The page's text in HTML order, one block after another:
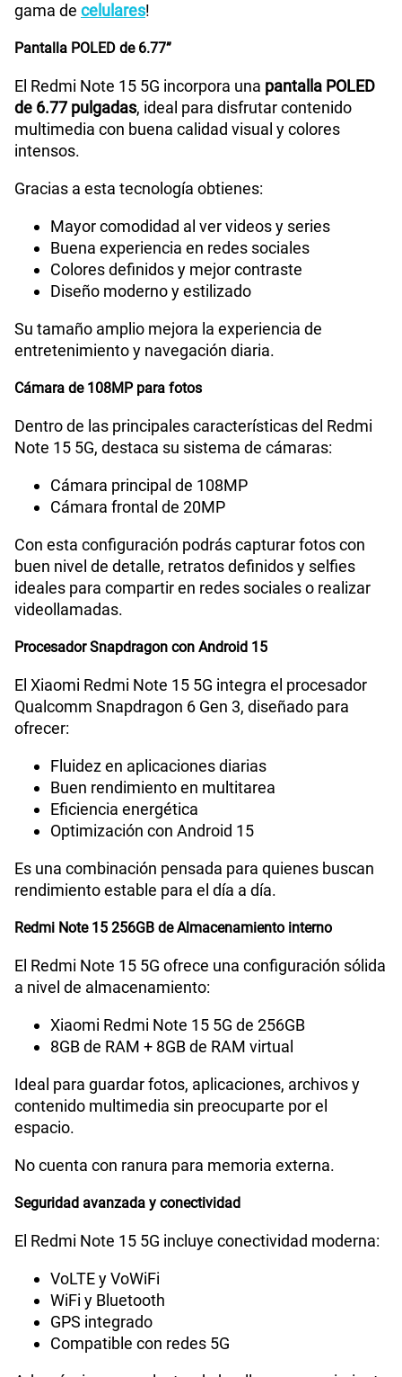
Cámara de fotos Principal
Cámara de fotos Frontal 20 Mpx
Radio FM
Capacidad Memoria Externa
Capacidad Memoria Interna
GPS
Reconocimiento Facial
Lector de Huella
VoLTE
VoWiFi
Compatibilidad con eSIM
gama de celulares!
Pantalla POLED de 6.77”
El Redmi Note 15 5G incorpora una pantalla POLED
de 6.77 pulgadas, ideal para disfrutar contenido
multimedia con buena calidad visual y colores
intensos.
Gracias a esta tecnología obtienes:
Mayor comodidad al ver videos y series
Buena experiencia en redes sociales
Colores definidos y mejor contraste
Diseño moderno y estilizado
Su tamaño amplio mejora la experiencia de
entretenimiento y navegación diaria.
Cámara de 108MP para fotos
Dentro de las principales características del Redmi
Note 15 5G, destaca su sistema de cámaras:
Cámara principal de 108MP
Cámara frontal de 20MP
Con esta configuración podrás capturar fotos con
buen nivel de detalle, retratos definidos y selfies
ideales para compartir en redes sociales o realizar
videollamadas.
Procesador Snapdragon con Android 15
El Xiaomi Redmi Note 15 5G integra el procesador
Qualcomm Snapdragon 6 Gen 3, diseñado para
ofrecer:
Fluidez en aplicaciones diarias
Buen rendimiento en multitarea
Eficiencia energética
Optimización con Android 15
Es una combinación pensada para quienes buscan
rendimiento estable para el día a día.
Redmi Note 15 256GB de Almacenamiento interno
El Redmi Note 15 5G ofrece una configuración sólida
a nivel de almacenamiento:
Xiaomi Redmi Note 15 5G de 256GB
8GB de RAM + 8GB de RAM virtual
Ideal para guardar fotos, aplicaciones, archivos y
contenido multimedia sin preocuparte por el
espacio.
No cuenta con ranura para memoria externa.
Seguridad avanzada y conectividad
El Redmi Note 15 5G incluye conectividad moderna:
VoLTE y VoWiFi
WiFi y Bluetooth
GPS integrado
Compatible con redes 5G